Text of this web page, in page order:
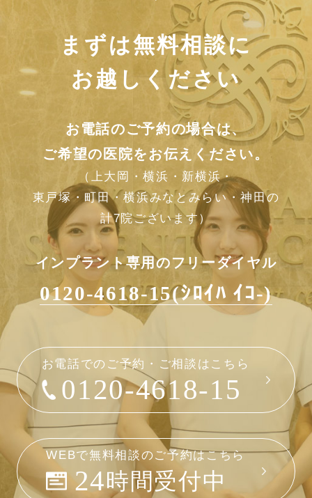
まずは無料相談に
お越しください
お電話のご予約の場合は、
ご希望の医院をお伝えください。
（上大岡・横浜・新横浜・
東戸塚・町田・横浜みなとみらい・神田の
計7院ございます）
インプラント専用のフリーダイヤル
0120-4618-15(ｼﾛｲﾊ ｲｺ-)
お電話でのご予約・ご相談はこちら
0120-4618-15
WEBで無料相談のご予約はこちら
24時間受付中